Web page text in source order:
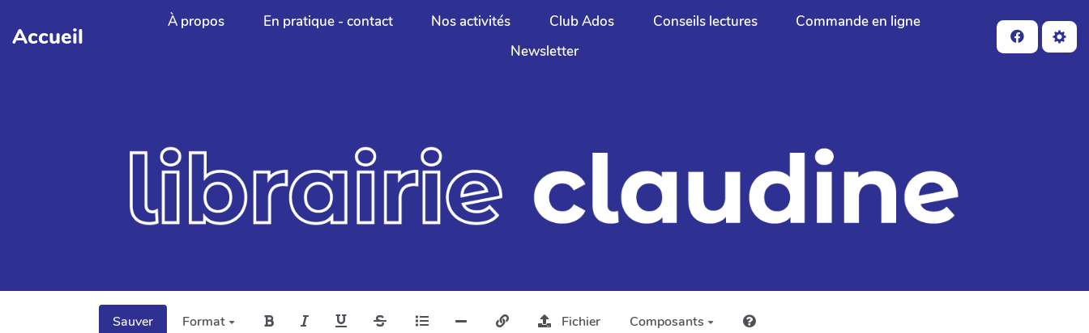
Aller au contenu principal
Accueil
À propos En pratique - contact Nos activités Club Ados Conseils lectures
Commande en ligne
Newsletter
Sauver Format Fichier Composants